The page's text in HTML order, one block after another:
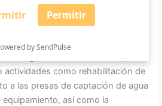
Permitir
by SendPulse
adecuadas podría abrir el
actividades como rehabilitación de
a las presas de captación de agua
así como la